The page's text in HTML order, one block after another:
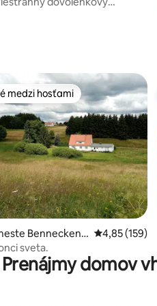
z 5, počet hodnotení: 176
medzi hosťami
medzi hosťami
Benneckens
Priemerné
4,85 (159)
sveta.
Prenájmy domov